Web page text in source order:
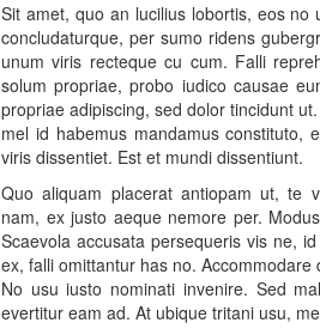
Sit amet, quo an lucilius lobortis, eos no
concludaturque, per sumo ridens
unum viris recteque cu cum. Falli
solum propriae, probo iudico causae
propriae adipiscing, sed dolor tincidunt
mel id habemus mandamus constituto,
viris dissentiet. Est et mundi dissentiunt.
Quo aliquam placerat antiopam ut, te
nam, ex justo aeque nemore per.
Scaevola accusata persequeris vis ne,
ex, falli omittantur has no.
No usu iusto nominati invenire. Sed
evertitur eam ad. At ubique tritani usu,